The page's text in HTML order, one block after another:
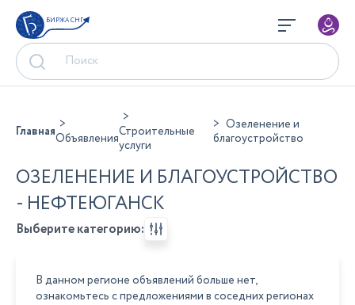
БИРЖА СНГ
ГлавнаяОбъявленияСтроительные
услуги
Озеленение и
благоустройство
ОЗЕЛЕНЕНИЕ И БЛАГОУСТРОЙСТВО
- НЕФТЕЮГАНСК
Выберите категорию:
В данном регионе объявлений больше нет,
ознакомьтесь с предложениями в соседних регионах